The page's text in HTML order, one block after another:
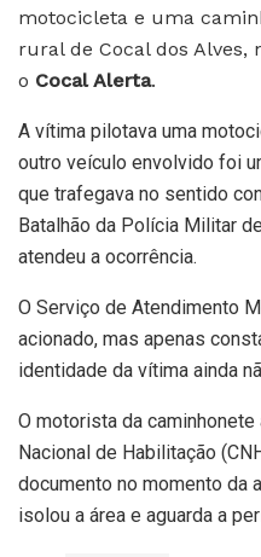
motocicleta e uma
rural de Cocal dos
o Cocal Alerta.
A vítima pilotava uma
outro veículo envolvido foi
que trafegava no sentido
Batalhão da Polícia Militar
atendeu a ocorrência.
O Serviço de Atendimento
acionado, mas apenas
identidade da vítima ainda
O motorista da
Nacional de Habilitação
documento no momento da
isolou a área e aguarda a